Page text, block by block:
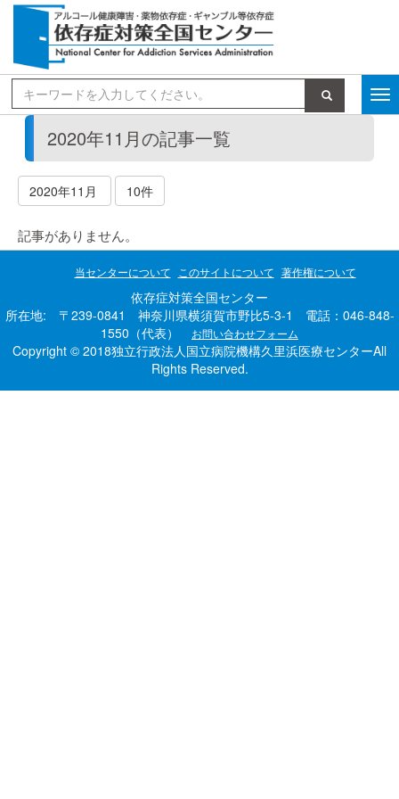
検索
2020年11月の記事一覧
2020年11月 10件
記事がありません。
当センターについて このサイトについて 著作権について
依存症対策全国センター
所在地: 〒239-0841 神奈川県横須賀市野比5-3-1 電話：046-848-
1550（代表）
お問い合わせフォーム
Copyright © 2018独立行政法人国立病院機構久里浜医療センターAll
Rights Reserved.